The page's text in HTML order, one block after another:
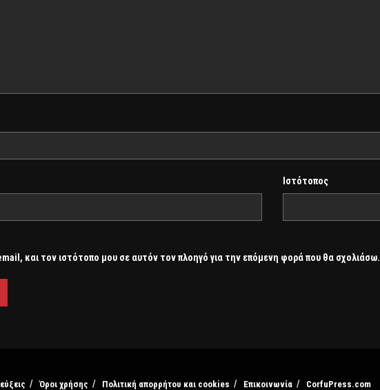
Ιστότοπος
και τον ιστότοπο μου σε αυτόν τον πλοηγό για την επόμενη φορά που θα σχολιάσω.
Όροι χρήσης Πολιτική απορρήτου και cookies Επικοινωνία CorfuPress.com